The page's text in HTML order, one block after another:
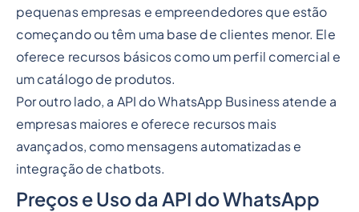
pequenas empresas e empreendedores que estão
começando ou têm uma base de clientes menor. Ele
oferece recursos básicos como um perfil comercial e
um catálogo de produtos.
Por outro lado, a API do WhatsApp Business atende a
empresas maiores e oferece recursos mais
avançados, como mensagens automatizadas e
integração de chatbots.
Preços e Uso da API do WhatsApp